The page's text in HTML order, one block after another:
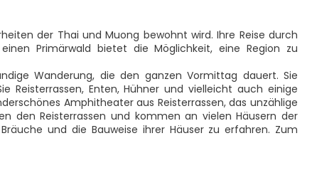
der Thai und Muong bewohnt wird. Ihre Reise durch
Primärwald bietet die Möglichkeit, eine Region zu
Wanderung, die den ganzen Vormittag dauert. Sie
Reisterrassen, Enten, Hühner und vielleicht auch einige
Amphitheater aus Reisterrassen, das unzählige
den Reisterrassen und kommen an vielen Häusern der
und die Bauweise ihrer Häuser zu erfahren. Zum